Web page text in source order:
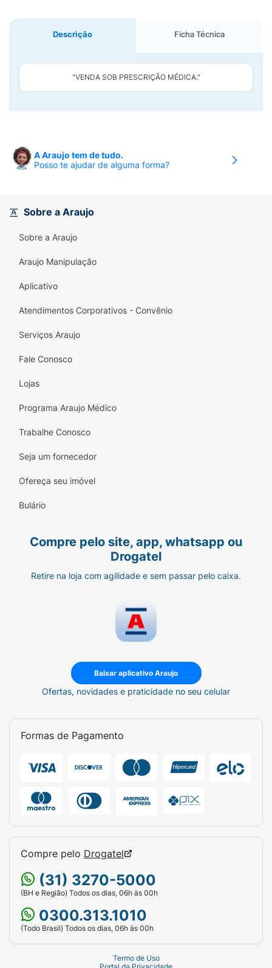
Descrição Ficha Técnica
"VENDA SOB PRESCRIÇÃO MÉDICA."
A Araujo tem de tudo.
Posso te ajudar de alguma forma?
Sobre a Araujo
Sobre a Araujo
Araujo Manipulação
Aplicativo
Atendimentos Corporativos - Convênio
Serviços Araujo
Fale Conosco
Lojas
Programa Araujo Médico
Trabalhe Conosco
Seja um fornecedor
Ofereça seu imóvel
Bulário
Compre pelo site, app, whatsapp ou
Drogatel
Retire na loja com agilidade e sem passar pelo caixa.
Baixar aplicativo Araujo
Ofertas, novidades e praticidade no seu celular
Formas de Pagamento
Compre pelo Drogatel
(31) 3270-5000
(BH e Região) Todos os dias, 06h às 00h
0300.313.1010
(Todo Brasil) Todos os dias, 06h às 00h
Termo de Uso